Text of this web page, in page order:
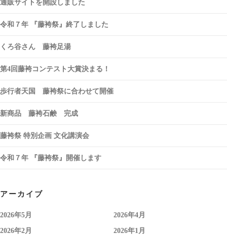
通販サイトを開設しました
令和７年 『藤袴祭』終了しました
くろ谷さん 藤袴足湯
第4回藤袴コンテスト大賞決まる！
歩行者天国 藤袴祭に合わせて開催
新商品 藤袴石鹸 完成
藤袴祭 特別企画 文化講演会
令和７年 『藤袴祭』開催します
アーカイブ
2026年5月 2026年4月
2026年2月 2026年1月